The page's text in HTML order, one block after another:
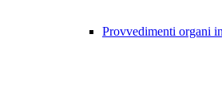
Provvedimenti organi